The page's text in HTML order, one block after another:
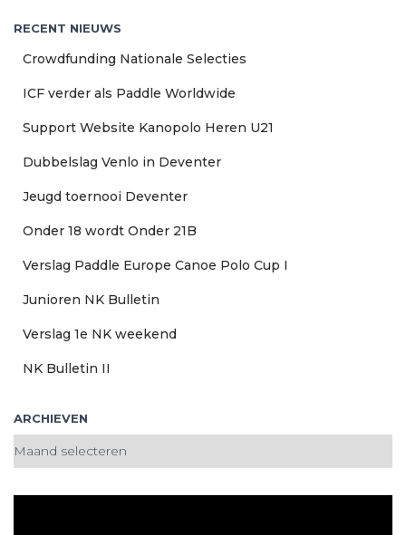
e
RECENT NIEUWS
Crowdfunding Nationale Selecties
ICF verder als Paddle Worldwide
Support Website Kanopolo Heren U21
Dubbelslag Venlo in Deventer
Jeugd toernooi Deventer
Onder 18 wordt Onder 21B
Verslag Paddle Europe Canoe Polo Cup I
Junioren NK Bulletin
Verslag 1e NK weekend
NK Bulletin II
ARCHIEVEN